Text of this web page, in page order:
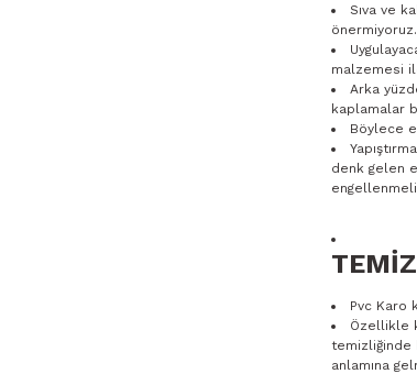
Sıva ve
önermiyoruz.
malzemesi
Arka
kaplamalar
Böylece
denk gelen
Pvc Karo
Özellikle
temizliğinde
anlamına